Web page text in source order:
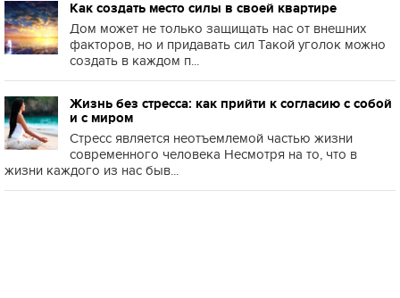
Как создать место силы в своей квартире
Дом может не только защищать нас от внешних
факторов, но и придавать сил Такой уголок можно
создать в каждом п...
Жизнь без стресса: как прийти к согласию с собой
и с миром
Стресс является неотъемлемой частью жизни
современного человека Несмотря на то, что в
жизни каждого из нас быв...